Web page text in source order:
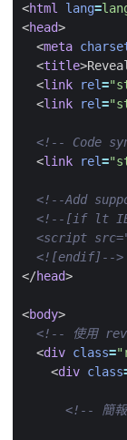
<html lang=
<head>
<meta
<title>
<link rel=
<link rel=
<!-- Code
<link rel=
<!--Add
  <![endif]-->
</head>
<body>
<!-- 使用
<div class=
<div class
<!-- 簡報